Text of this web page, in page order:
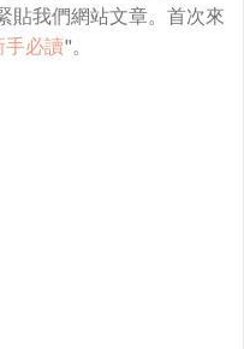
貼我們網站文章。首次來
手必讀"。